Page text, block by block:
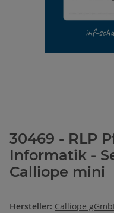
30469 - RLP
Informatik -
Calliope mini
Hersteller: Calliope